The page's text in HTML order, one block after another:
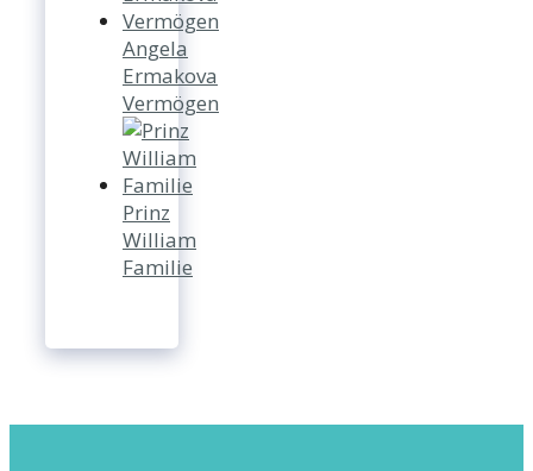
Angela
Ermakova
Vermögen
Prinz
William
Familie